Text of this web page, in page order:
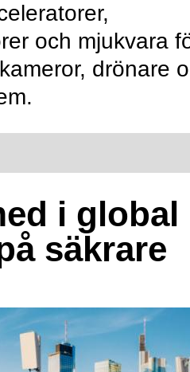
och mjukvara
drönare
i global
säkrare